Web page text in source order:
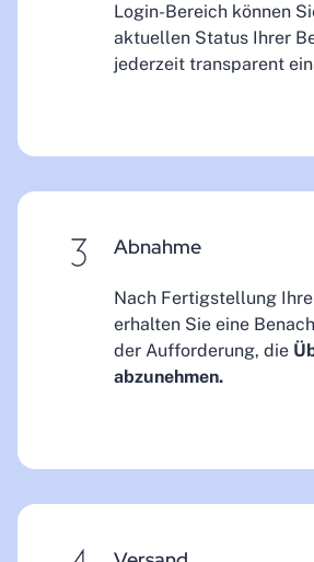
Login-Bereich können
aktuellen Status Ihrer
jederzeit transparent
Abnahme
Nach Fertigstellung
erhalten Sie eine
der Aufforderung, die
abzunehmen.